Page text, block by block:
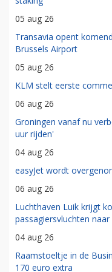
05 aug 26
Transavia opent
Brussels Airport
05 aug 26
KLM stelt eerste
06 aug 26
Groningen vanaf nu
uur rijden'
04 aug 26
easyJet wordt
06 aug 26
Luchthaven Luik krijgt
passagiersvluchten
04 aug 26
Raamstoeltje in de
170 euro extra